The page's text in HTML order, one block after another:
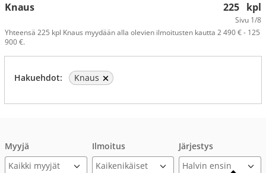
225 kpl
Sivu 1/8
Knaus
Yhteensä 225 kpl Knaus myydään alla olevien ilmoitusten kautta 2 490 € - 125
900 €.
Hakuehdot: Knaus
Myyjä
Kaikki myyjät
Ilmoitus Järjestys